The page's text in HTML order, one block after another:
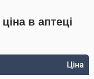
в аптеці
Ціна